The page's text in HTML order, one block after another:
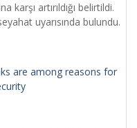
karşı artırıldığı belirtildi.
uyarısında bulundu.
are among reasons for